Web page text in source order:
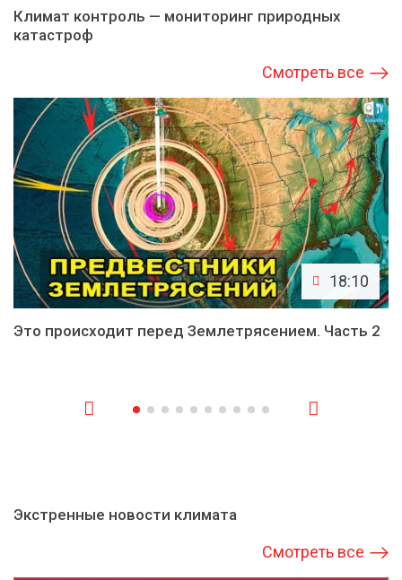
Климат контроль — мониторинг природных
катастроф
Смотреть все
18:10
Это происходит перед Землетрясением. Часть 2
Экстренные новости климата
Смотреть все